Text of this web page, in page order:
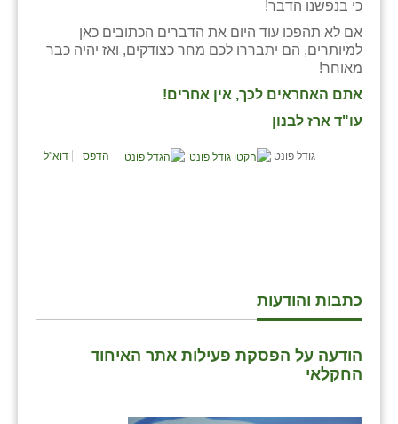
כי בנפשנו הדבר!
אם לא תהפכו עוד היום את הדברים הכתובים כאן
למיותרים, הם יתבררו לכם מחר כצודקים, ואז יהיה כבר
מאוחר!
אתם האחראים לכך, אין אחרים!
עו"ד ארז לבנון
גודל פונט הדפס דוא"ל
כתבות והודעות
הודעה על הפסקת פעילות אתר האיחוד
החקלאי